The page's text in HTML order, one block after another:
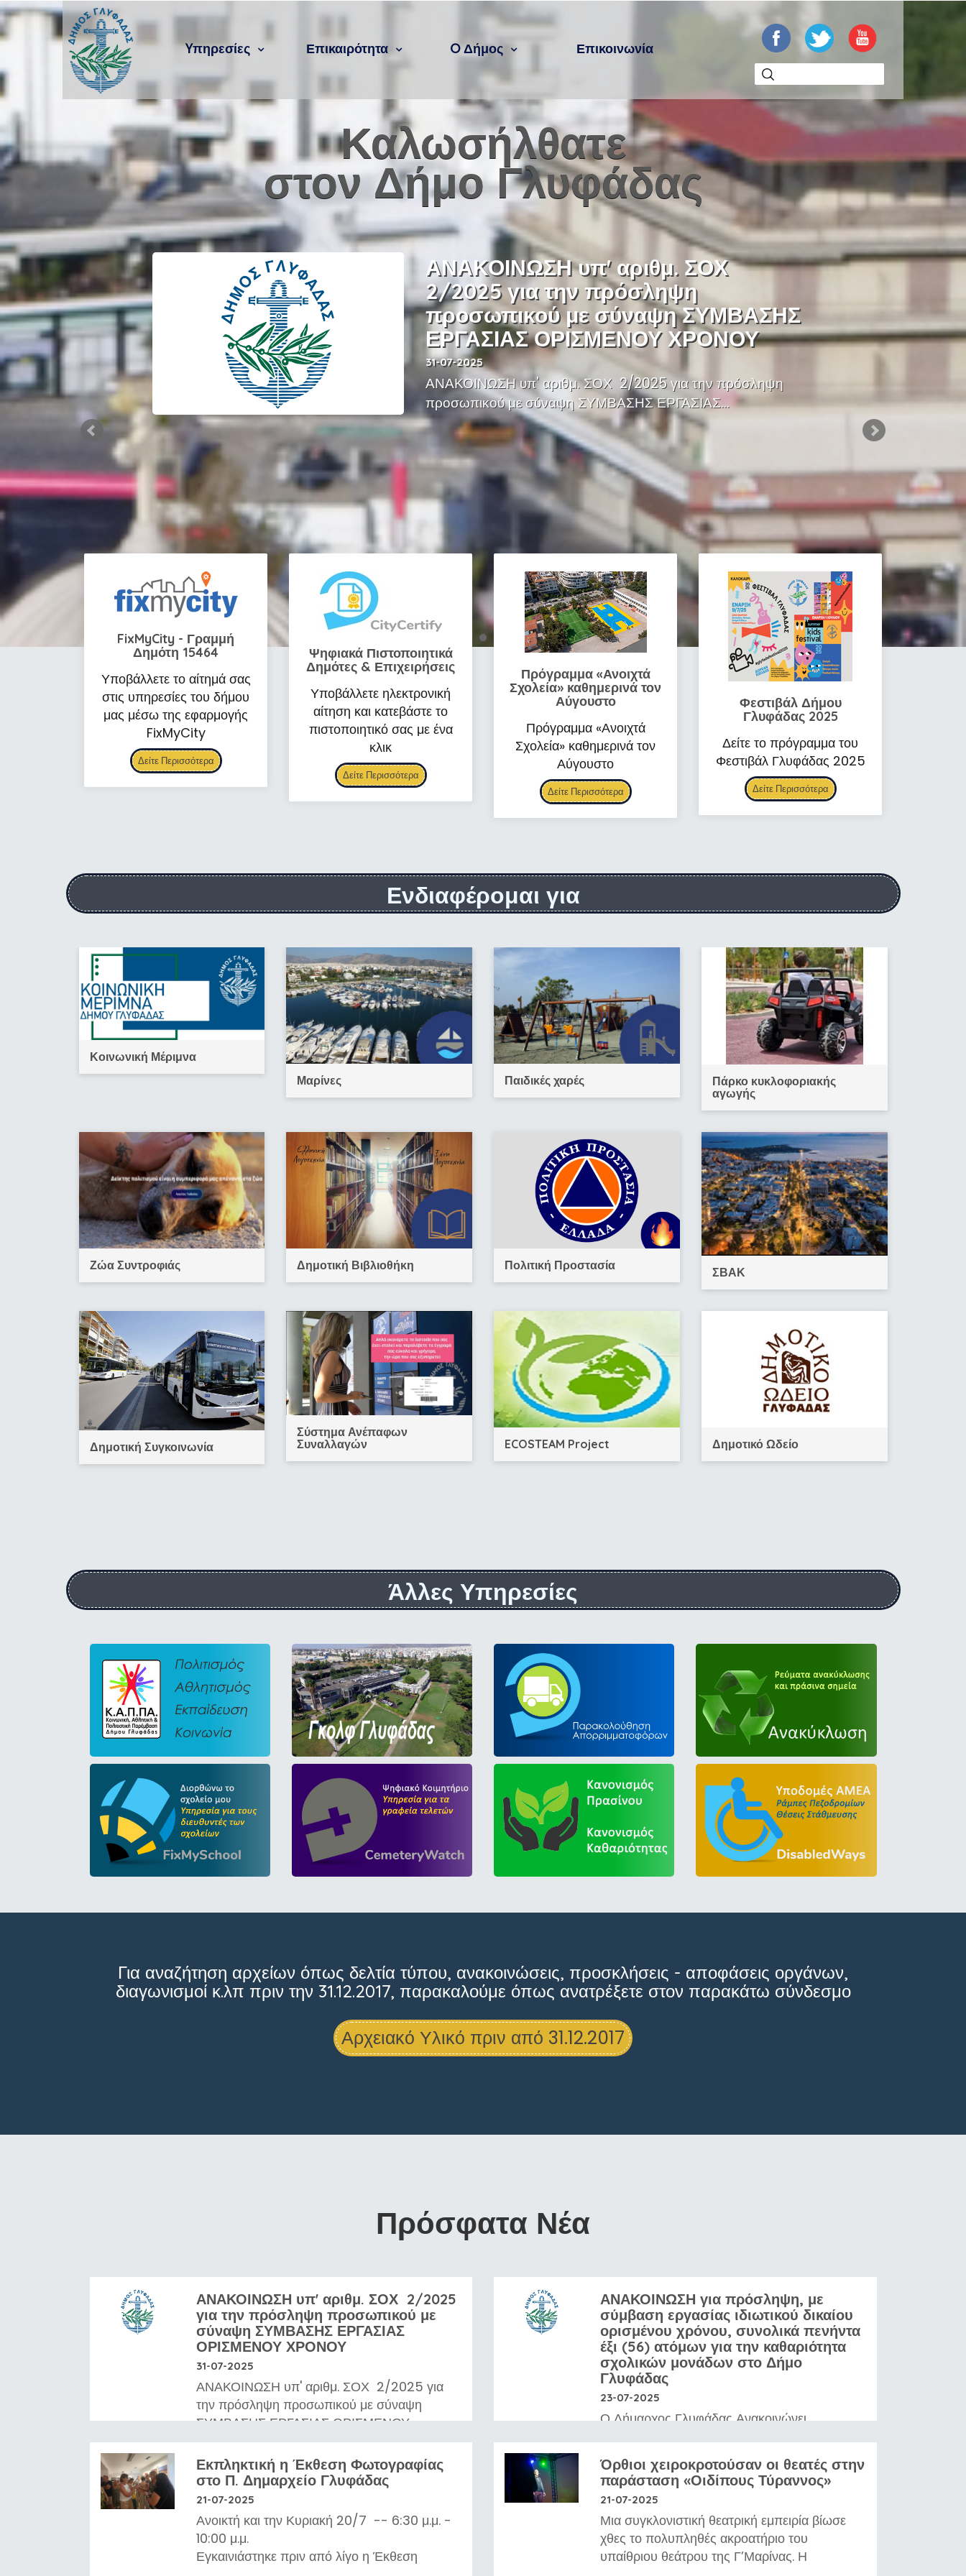
Καλωσήλθατε
στον Δήμο Γλυφάδας
ΑΝΑΚΟΙΝΩΣΗ υπ' αριθμ. ΣΟΧ
2/2025 για την πρόσληψη
προσωπικού με σύναψη ΣΥΜΒΑΣΗΣ
ΕΡΓΑΣΙΑΣ ΟΡΙΣΜΕΝΟΥ ΧΡΟΝΟΥ
31-07-2025
ΑΝΑΚΟΙΝΩΣΗ υπ' αριθμ. ΣΟΧ 2/2025 για την πρόσληψη
προσωπικού με σύναψη ΣΥΜΒΑΣΗΣ ΕΡΓΑΣΙΑΣ...
Yπηρεσίες Επικαιρότητα O Δήμος Επικοινωνία
FixMyCity - Γραμμή
Δημότη 15464
Υποβάλλετε το αίτημά σας
στις υπηρεσίες του δήμου
μας μέσω της εφαρμογής
FixMyCity
Δείτε Περισσότερα
Ψηφιακά Πιστοποιητικά
Δημότες & Επιχειρήσεις
Υποβάλλετε ηλεκτρονική
αίτηση και κατεβάστε το
πιστοποιητικό σας με ένα
κλικ
Δείτε Περισσότερα
Πρόγραμμα «Ανοιχτά
Σχολεία» καθημερινά τον
Αύγουστο
Πρόγραμμα «Ανοιχτά
Σχολεία» καθημερινά τον
Αύγουστο
Δείτε Περισσότερα
Φεστιβάλ Δήμου
Γλυφάδας 2025
Δείτε το πρόγραμμα του
Φεστιβάλ Γλυφάδας 2025
Δείτε Περισσότερα
Ενδιαφέρομαι για
Κοινωνική Μέριμνα
Μαρίνες
Παιδικές χαρές
Πάρκο κυκλοφοριακής
αγωγής
Ζώα Συντροφιάς Δημοτική Βιβλιοθήκη Πολιτική Προστασία ΣΒΑΚ
Δημοτική Συγκοινωνία
Σύστημα Ανέπαφων
Συναλλαγών
ECOSTEAM Project Δημοτικό Ωδείο
Άλλες Υπηρεσίες
Για αναζήτηση αρχείων όπως δελτία τύπου, ανακοινώσεις, προσκλήσεις - αποφάσεις οργάνων,
διαγωνισμοί κ.λπ πριν την 31.12.2017, παρακαλούμε όπως ανατρέξετε στον παρακάτω σύνδεσμο
Αρχειακό Υλικό πριν από 31.12.2017
Πρόσφατα Νέα
ΑΝΑΚΟΙΝΩΣΗ υπ' αριθμ. ΣΟΧ 2/2025
για την πρόσληψη προσωπικού με
σύναψη ΣΥΜΒΑΣΗΣ ΕΡΓΑΣΙΑΣ
ΟΡΙΣΜΕΝΟΥ ΧΡΟΝΟΥ
31-07-2025
ΑΝΑΚΟΙΝΩΣΗ υπ' αριθμ. ΣΟΧ 2/2025 για
την πρόσληψη προσωπικού με σύναψη
ΣΥΜΒΑΣΗΣ ΕΡΓΑΣΙΑΣ ΟΡΙΣΜΕΝΟΥ
ΧΡΟΝΟΥ συνολικά έξι (6) ατόμων Κλάδου/
Ειδικότητας:
ΠΕ ΠΑΙΔΑΓΩΓΩΝ ΠΡΩΙΜΗΣ ΠΑΙΔΙΚΗΣ
ΗΛΙΚΙΑΣ / ΕΙΔ. ΠΕ ΠΑΙΔΑΓΩΓΩΝ ΠΡΩΙΜΗΣ
ΠΑΙΔΙΚΗΣ ΗΛΙΚΙΑΣ (2 ατόμων) &
ΤΕ ΠΑΙΔΑΓΩΓΩΝ ΠΡΩΙΜΗΣ ΠΑΙΔΙΚΗΣ
ΗΛΙΚΙΑΣ / ΕΙΔ. ΤΕ ΠΑΙΔΑΓΩΓΩΝ ΠΡΩΙΜΗΣ
ΠΑΙΔΙΚΗΣ ΗΛΙΚΙΑΣ (4 ατόμων)
ΑΝΑΚΟΙΝΩΣΗ για πρόσληψη, με
σύμβαση εργασίας ιδιωτικού δικαίου
ορισμένου χρόνου, συνολικά πενήντα
έξι (56) ατόμων για την καθαριότητα
σχολικών μονάδων στο Δήμο
Γλυφάδας
23-07-2025
Ο Δήμαρχος Γλυφάδας Ανακοινώνει
ιδιωτικού δικαίου ορισμένου χρόνου,
συνολικά πενήντα έξι (56) ατόμων για την
καθαριότητα σχολικών μονάδων
στο Δήμο Γλυφάδας.
Η προθεσμία υποβολής των αιτήσεων
είναι δέκα (10) εργάσιμες ημέρες και
ορίζεται από 24/07/2025 έως και
Εκπληκτική η Έκθεση Φωτογραφίας
στο Π. Δημαρχείο Γλυφάδας
21-07-2025
Ανοικτή και την Κυριακή 20/7 -- 6:30 μ.μ. -
10:00 μ.μ.
Εγκαινιάστηκε πριν από λίγο η Έκθεση
Όρθιοι χειροκροτούσαν οι θεατές στην
παράσταση «Οιδίπους Τύραννος»
21-07-2025
Μια συγκλονιστική θεατρική εμπειρία βίωσε
χθες το πολυπληθές ακροατήριο του
υπαίθριου θεάτρου της Γ’Μαρίνας. Η